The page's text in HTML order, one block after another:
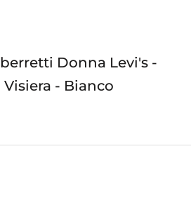
Donna Levi's -
- Bianco